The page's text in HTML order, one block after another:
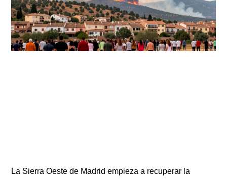
La Sierra Oeste de Madrid empieza a recuperar la